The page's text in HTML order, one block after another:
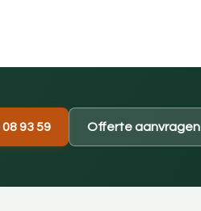
93 59 Offerte aanvragen